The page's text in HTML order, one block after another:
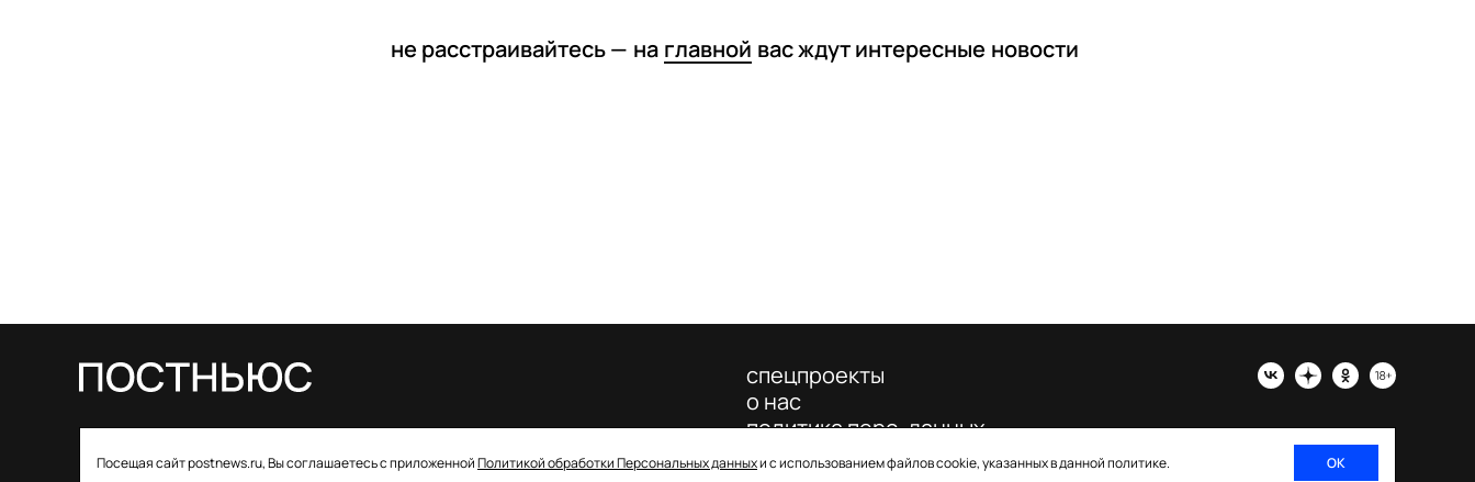
не расстраивайтесь — на главной вас ждут интересные новости
Посещая сайт postnews.ru, Вы соглашаетесь с приложеннойПолитикой обработки Персональных данныхи с использованием файлов cookie, указанных в данной политике. ОК
о регистрации СМИ: ЭЛ № ФС 77–85757 от 22 августа
спецпроекты
о нас
политика перс. данных